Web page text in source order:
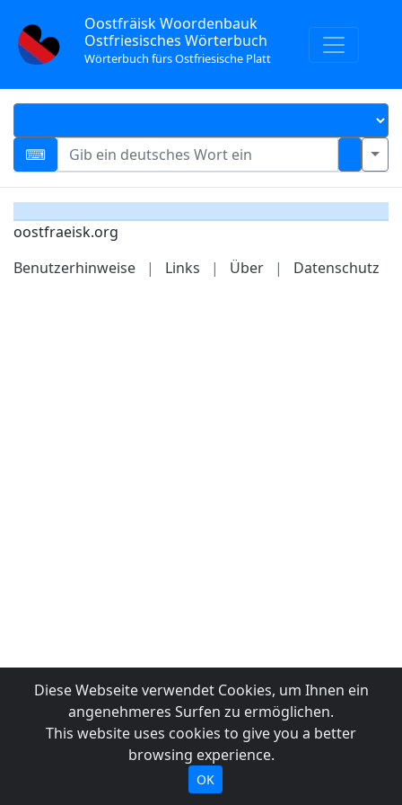
Oostfräisk Woordenbauk
Ostfriesisches Wörterbuch
Wörterbuch fürs Ostfriesische Platt
oostfraeisk.org
Benutzerhinweise
| Links | Über | Datenschutz
Diese Webseite verwendet Cookies, um Ihnen ein
angenehmeres Surfen zu ermöglichen.
This website uses cookies to give you a better
browsing experience.
OK